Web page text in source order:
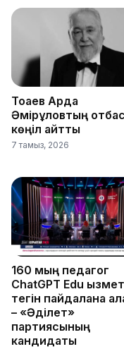
Тоқаев Ардақ
Әмірқұловтың
көңіл айтты
7 тамыз, 2026
160 мың педагог
ChatGPT Edu
тегін пайдалана
– «Әділет»
партиясының
кандидаты